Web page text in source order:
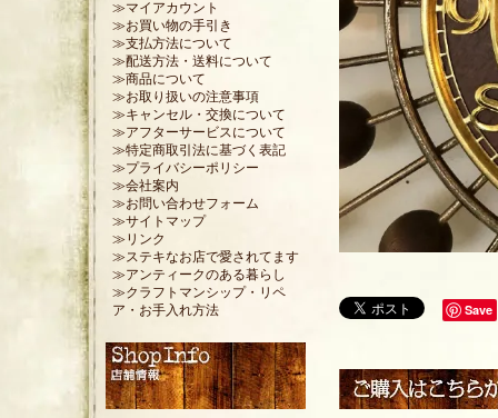
Save
≫マイアカウント
≫お買い物の手引き
≫支払方法について
≫配送方法・送料について
≫商品について
≫お取り扱いの注意事項
≫キャンセル・交換について
≫アフターサービスについて
≫特定商取引法に基づく表記
≫プライバシーポリシー
≫会社案内
≫お問い合わせフォーム
≫サイトマップ
≫リンク
≫ステキなお店で愛されてます
≫アンティークのある暮らし
≫クラフトマンシップ・リペ
ア・お手入れ方法